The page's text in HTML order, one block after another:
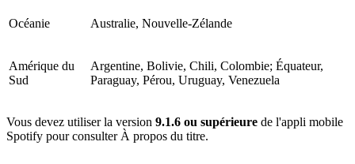
Océanie Australie, Nouvelle-Zélande
Amérique du
Sud
Argentine, Bolivie, Chili, Colombie; Équateur,
Paraguay, Pérou, Uruguay, Venezuela
Vous devez utiliser la version 9.1.6 ou supérieure de l'appli mobile
Spotify pour consulter À propos du titre.